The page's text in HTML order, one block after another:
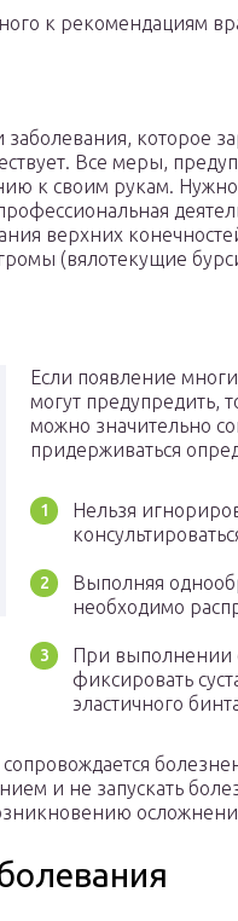
к рекомендациям
которое
Все меры,
к своим рукам.
верхних
(вялотекущие
Если появление
могут предупредить,
можно значительно
придерживаться
Нельзя
Выполняя
необходимо
При выполнении
фиксировать
эластичного
сопровождается
и не запускать